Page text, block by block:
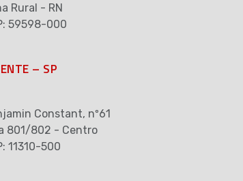
Rural - RN
59598-000
– SP
Constant, nº61
801/802 - Centro
11310-500